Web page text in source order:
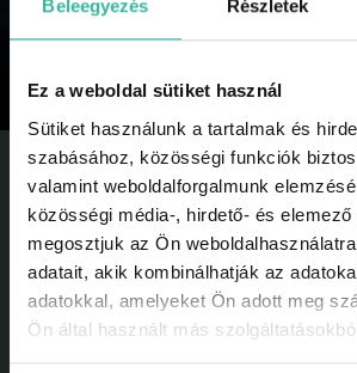
Beleegyezés Részletek
Ez a weboldal sütiket használ
Sütiket használunk a tartalmak és
szabásához, közösségi funkciók
valamint weboldalforgalmunk
közösségi média-, hirdető- és
megosztjuk az Ön
adatait, akik kombinálhatják az
adatokkal, amelyeket Ön adott meg
Ön által használt más
KÜLDÉS
GABLINI
Gablini
Környezetvédelem